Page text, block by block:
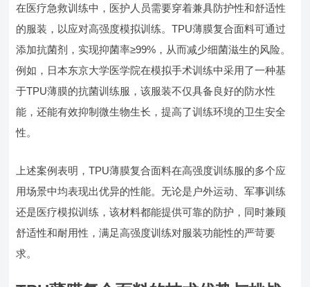
在医疗急救训练中，医护人员需要穿着兼具防护性和舒适性
的服装，以应对高强度模拟训练。TPU薄膜复合面料可通过
添加抗菌剂，实现抑菌率≥99%，从而减少细菌滋生的风险。
例如，日本东京大学医学院在模拟手术训练中采用了一种基
于TPU薄膜的抗菌训练服，该服装不仅具备良好的防水性
能，还能有效抑制微生物生长，提高了训练环境的卫生安全
性。
上述案例表明，TPU薄膜复合面料在高强度训练服的多个应
用场景中均表现出优异的性能。无论是户外运动、军事训练
还是医疗模拟训练，该材料都能提供可靠的防护，同时兼顾
舒适性和耐用性，满足高强度训练对服装功能性的严苛要
求。